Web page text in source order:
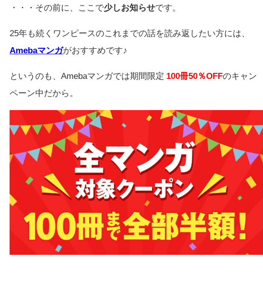
・・・その前に、ここで少しお知らせです。
25年も続くワンピースのこれまでの話を読み返したい方には、
Amebaマンガがおすすめです♪
というのも、Amebaマンガでは期間限定 100冊50％OFFのキャン
ペーン中だから。